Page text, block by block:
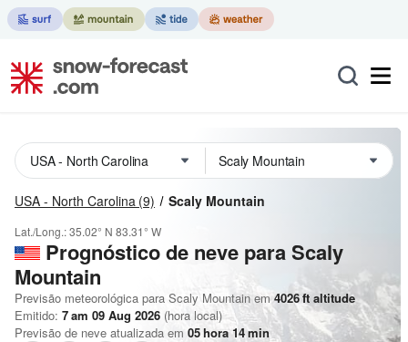
USA - North Carolina (9) Scaly Mountain
Lat./Long.:35.02° N 83.31° W
Prognóstico de neve para Scaly
Mountain
Previsão meteorológica para Scaly Mountain em 4026ft altitude
Emitido: 7 am 09 Aug 2026 (hora local)
Previsão de neve atualizada em 05hora14min